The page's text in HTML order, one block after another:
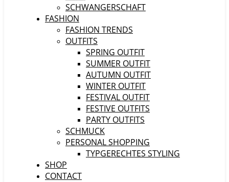
SCHWANGERSCHAFT
FASHION
FASHION TRENDS
OUTFITS
SPRING OUTFIT
SUMMER OUTFIT
AUTUMN OUTFIT
WINTER OUTFIT
FESTIVAL OUTFIT
FESTIVE OUTFITS
PARTY OUTFITS
SCHMUCK
PERSONAL SHOPPING
TYPGERECHTES STYLING
SHOP
CONTACT